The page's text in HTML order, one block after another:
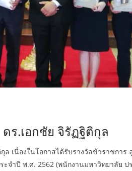
ร.เอกชัย จิรัฏฐิติกุล
เนื่องในโอกาสได้รับรางวัลข้าราชการ
จำปี พ.ศ. 2562 (พนักงานมหาวิทยาลัย